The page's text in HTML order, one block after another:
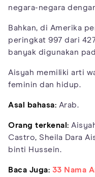
negara-negara
Bahkan, di Amerika
peringkat 997 dari
banyak digunakan
Aisyah memiliki arti
feminin dan hidup.
Asal bahasa: Arab.
Orang terkenal:
Castro, Sheila Dara
binti Hussein.
Baca Juga: 33 Nama